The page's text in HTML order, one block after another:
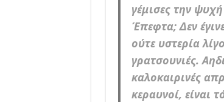
γέμισες την
Έπεφτα; Δεν
ούτε υστερία
γρατσουνιές.
καλοκαιρινές
κεραυνοί,